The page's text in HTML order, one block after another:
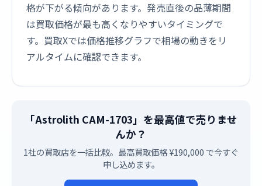
格が下がる傾向があります。発売直後の品薄期間
は買取価格が最も高くなりやすいタイミングで
す。買取Xでは価格推移グラフで相場の動きをリ
アルタイムに確認できます。
「Astrolith CAM-1703」を最高値で売りませ
んか？
1社の買取店を一括比較。最高買取価格 ¥190,000 で今すぐ
申し込めます。